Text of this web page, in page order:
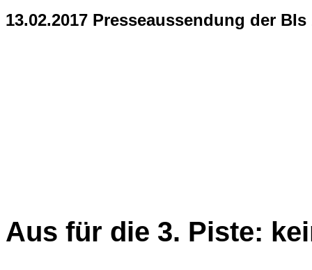
13.02.2017 Presseaussendung der
Aus für die 3. Piste: